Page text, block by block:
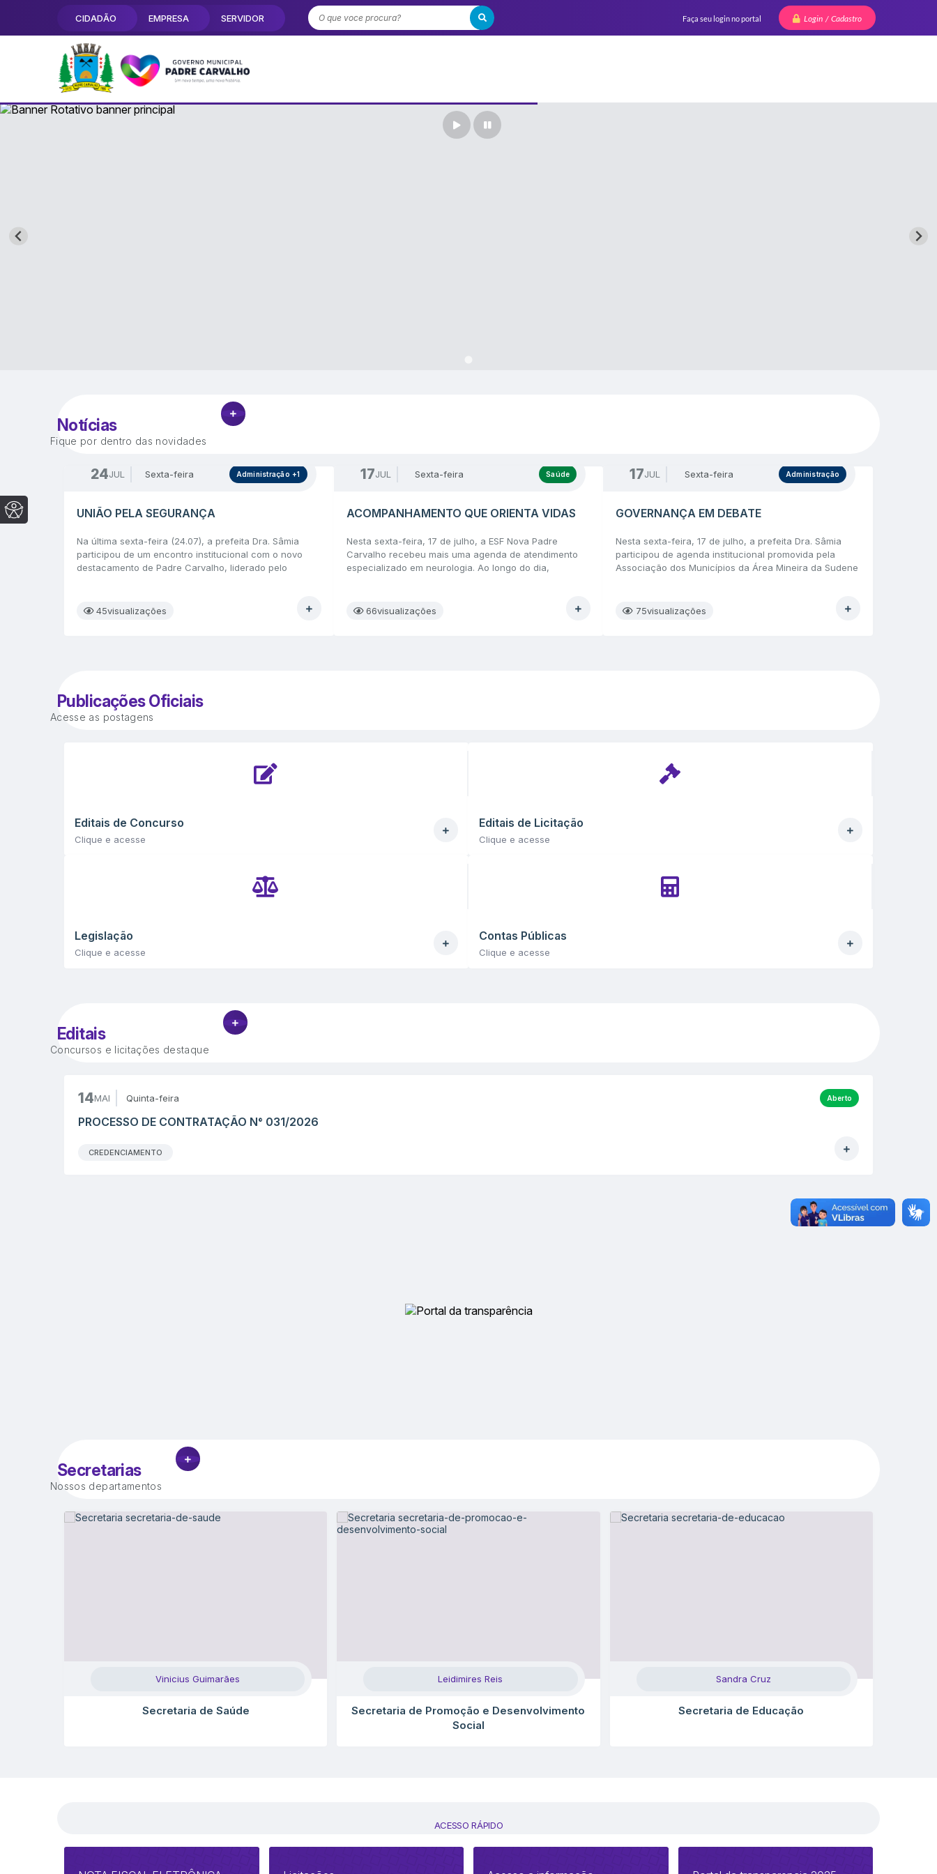
Faça seu login no portal Login / Cadastro
O que voce procura?
CIDADÃO EMPRESA SERVIDOR
Notícias
Fique por dentro das novidades
VER MAIS
UNIÃO PELA SEGURANÇA
Sexta-feira
24JUL Administração +1
45visualizações
Na última sexta-feira (24.07), a prefeita Dra. Sâmia
participou de um encontro institucional com o novo
destacamento de Padre Carvalho, liderado pelo
representantes do legislativo e da equipe técnica do
ACOMPANHAMENTO QUE ORIENTA VIDAS
Sexta-feira
17JUL Saúde
66visualizações
Nesta sexta-feira, 17 de julho, a ESF Nova Padre
Carvalho recebeu mais uma agenda de atendimento
especializado em neurologia. Ao longo do dia,
relacionadas à saúde neurológica, com atendimentos
GOVERNANÇA EM DEBATE
Sexta-feira
17JUL Administração
75visualizações
Nesta sexta-feira, 17 de julho, a prefeita Dra. Sâmia
participou de agenda institucional promovida pela
Associação dos Municípios da Área Mineira da Sudene
administração pública para discutir temas relacionados
Publicações Oficiais
Acesse as postagens
Editais de Concurso
Clique e acesse
Editais de Licitação
Clique e acesse
Legislação
Clique e acesse
Contas Públicas
Clique e acesse
Editais
Concursos e licitações destaque
VER MAIS
CREDENCIAMENTO
PROCESSO DE CONTRATAÇÃO N° 031/2026
Aberto
Quinta-feira
14MAI
Secretarias
Nossos departamentos
VER MAIS
Secretaria de Saúde
Vinicius Guimarães
Secretaria de Promoção e Desenvolvimento
Social
Leidimires Reis
Secretaria de Educação
Sandra Cruz
ACESSO RÁPIDO